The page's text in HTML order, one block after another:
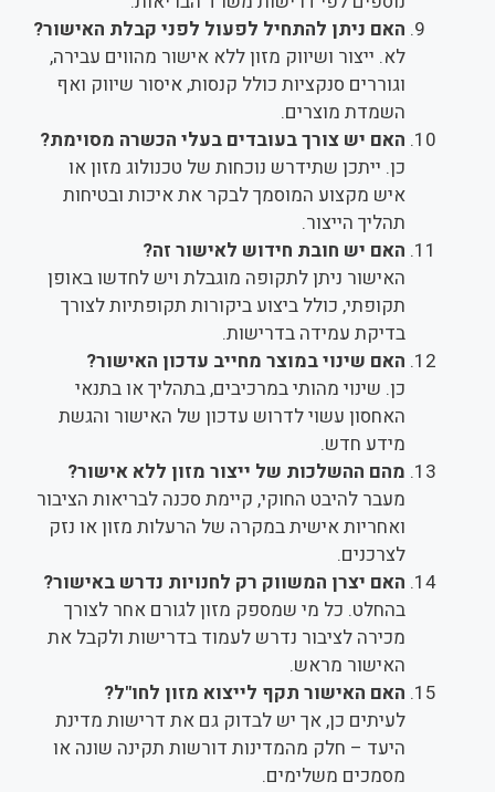
האם ניתן להתחיל לפעול לפני קבלת האישור?
לא. ייצור ושיווק מזון ללא אישור מהווים עבירה,
וגוררים סנקציות כולל קנסות, איסור שיווק ואף
השמדת מוצרים.
האם יש צורך בעובדים בעלי הכשרה מסוימת?
כן. ייתכן שתידרש נוכחות של טכנולוג מזון או
איש מקצוע המוסמך לבקר את איכות ובטיחות
תהליך הייצור.
האם יש חובת חידוש לאישור זה?
האישור ניתן לתקופה מוגבלת ויש לחדשו באופן
תקופתי, כולל ביצוע ביקורות תקופתיות לצורך
בדיקת עמידה בדרישות.
האם שינוי במוצר מחייב עדכון האישור?
כן. שינוי מהותי במרכיבים, בתהליך או בתנאי
האחסון עשוי לדרוש עדכון של האישור והגשת
מידע חדש.
מהם ההשלכות של ייצור מזון ללא אישור?
מעבר להיבט החוקי, קיימת סכנה לבריאות הציבור
ואחריות אישית במקרה של הרעלות מזון או נזק
לצרכנים.
האם יצרן המשווק רק לחנויות נדרש באישור?
בהחלט. כל מי שמספק מזון לגורם אחר לצורך
מכירה לציבור נדרש לעמוד בדרישות ולקבל את
האישור מראש.
האם האישור תקף לייצוא מזון לחו"ל?
לעיתים כן, אך יש לבדוק גם את דרישות מדינת
היעד – חלק מהמדינות דורשות תקינה שונה או
מסמכים משלימים.